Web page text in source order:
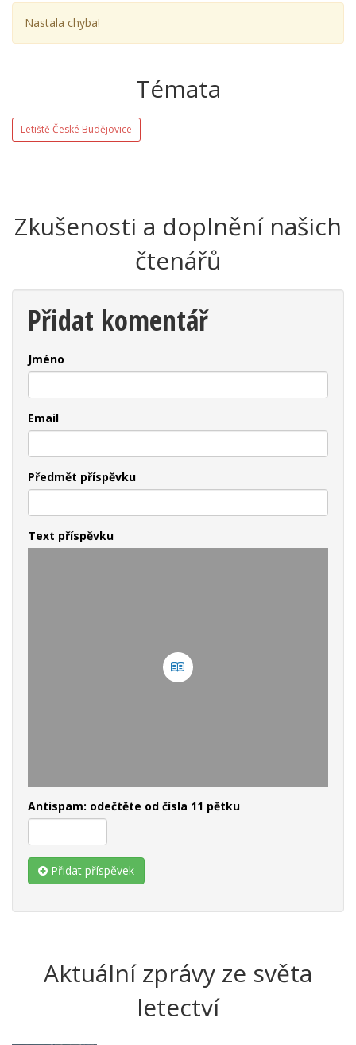
Nastala chyba!
Témata
Letiště České Budějovice
Zkušenosti a doplnění našich
čtenářů
Přidat komentář
Jméno
Email
Předmět příspěvku
Text příspěvku
Antispam: odečtěte od čísla 11 pětku
Přidat příspěvek
Aktuální zprávy ze světa
letectví